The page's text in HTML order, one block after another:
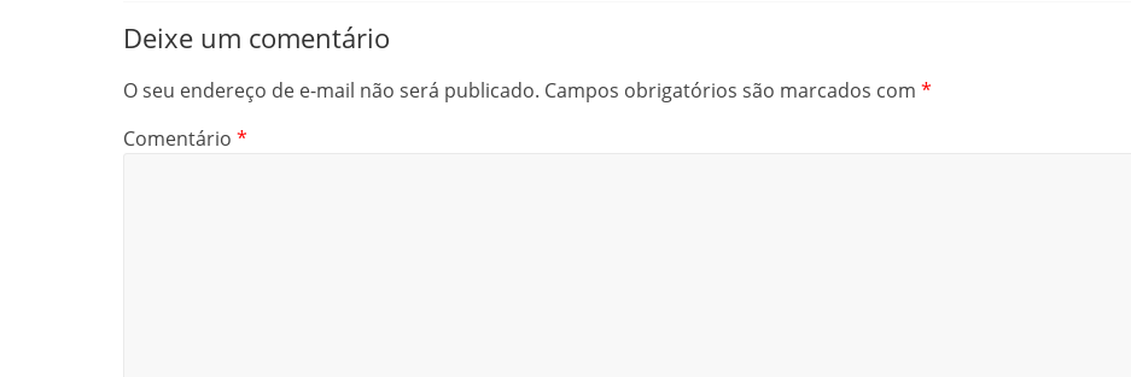
Deixe um comentário
O seu endereço de e-mail não será publicado. Campos obrigatórios são marcados com *
Comentário *